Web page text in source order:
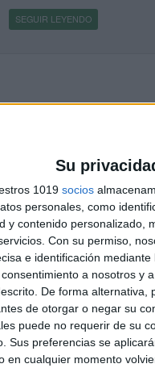
Su
1019 socios
personales, como
y contenido personalizado,
Con su permiso,
e identificación
a nosotros y
De forma
de otorgar o negar su
puede no requerir de su
Sus preferencias se
en cualquier momento
SEGUIR LEYENDO